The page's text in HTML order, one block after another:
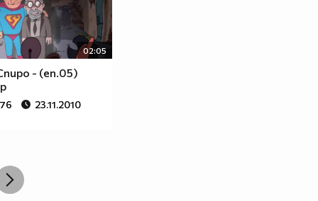
02:05
- (еп.05)
23.11.2010